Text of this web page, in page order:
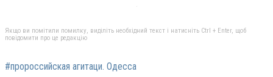
Якщо ви помітили помилку, виділіть необхідний текст і натисніть Ctrl + Enter, щоб
повідомити про це редакцію
#пророссийская агитаци. Одесса